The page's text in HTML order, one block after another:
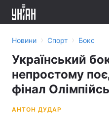
Новини › Спорт › Бокс
Український
непростому
фінал
АНТОН ДУДАР